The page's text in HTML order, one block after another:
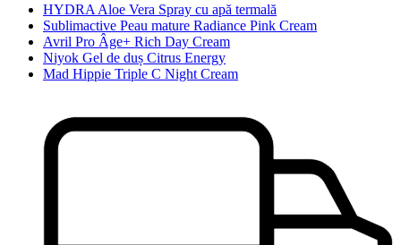
HYDRA Aloe Vera Spray cu apă termală
Sublimactive Peau mature Radiance Pink Cream
Avril Pro Âge+ Rich Day Cream
Niyok Gel de duș Citrus Energy
Mad Hippie Triple C Night Cream